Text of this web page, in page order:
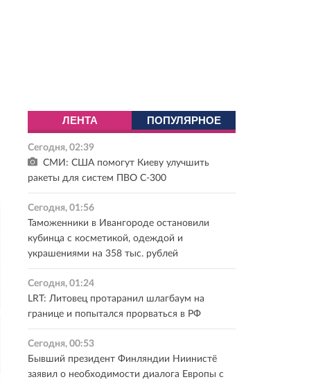
ЛЕНТА ПОПУЛЯРНОЕ
Сегодня, 02:39
СМИ: США помогут Киеву улучшить
ракеты для систем ПВО С-300
Сегодня, 01:56
Таможенники в Ивангороде остановили
кубинца с косметикой, одеждой и
украшениями на 358 тыс. рублей
Сегодня, 01:24
LRT: Литовец протаранил шлагбаум на
границе и попытался прорваться в РФ
Сегодня, 00:53
Бывший президент Финляндии Ниинистё
заявил о необходимости диалога Европы с